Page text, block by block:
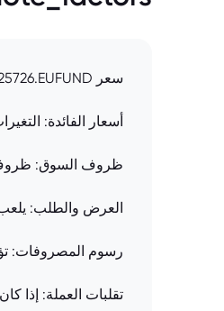
سعر LU1479925726.EUFUND يتأثر بعدة عوامل: أداء الأصول الأساسية: يعتمد سعر الصندوق بشكل كبير على أداء الأوراق المالية (الأسهم، السندات، إلخ) التي يستثمر فيها.
أسعار الفائدة:
ظروف السوق: ظروف
العرض والطلب:
رسوم المصروفات:
تقلبات العملة: إذا